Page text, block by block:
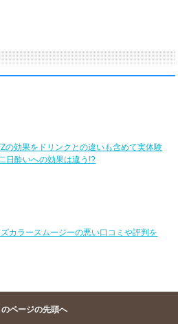
の効果をドリンクとの違いも含めて実体験
日酔いへの効果は違う!?
カラースムージーの悪い口コミや評判を
のページの先頭へ